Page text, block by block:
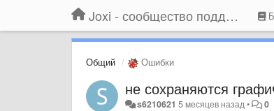
Joxi - сообщество поддержки
Общий Ошибки
не сохраняются
s6210621 5 месяцев назад • 0